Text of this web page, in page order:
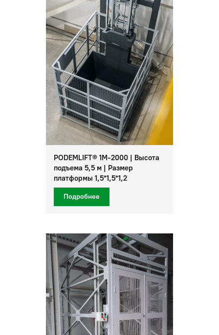
PODEMLIFT® 1M-2000 | Высота
подъема 5,5 м | Размер
платформы 1,5*1,5*1,2
Подробнее